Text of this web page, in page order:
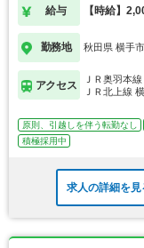
給与 【時給】
勤務地 秋田県 横手市
アクセス
ＪＲ奥羽本
ＪＲ北上線
原則、引越しを伴う転勤なし
積極採用中
求人の詳細を見